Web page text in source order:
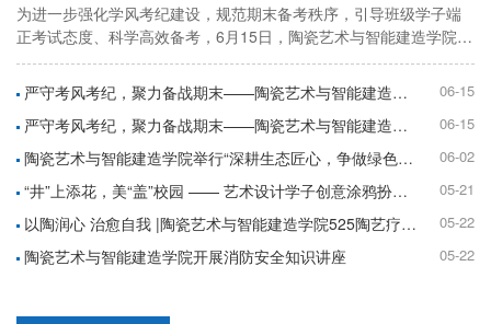
为进一步强化学风考纪建设，规范期末备考秩序，引导班级学子端
正考试态度、科学高效备考，6月15日，陶瓷艺术与智能建造学院于
109会议室召开六月班团联席会，全体班团干部参会，会议由辅导员
彭青羽老师主持，集中部署期末备考与考风考纪专项工作。
严守考风考纪，聚力备战期末——陶瓷艺术与智能建造学院召开六月班团联席会 06-15
严守考风考纪，聚力备战期末——陶瓷艺术与智能建造学院召开六月班团联席会 06-15
陶瓷艺术与智能建造学院举行“深耕生态匠心，争做绿色青年 ”主题升旗仪式 06-02
“井”上添花，美“盖”校园 —— 艺术设计学子创意涂鸦扮靓校园 05-21
以陶润心 治愈自我 |陶瓷艺术与智能建造学院525陶艺疗愈活动圆满落幕 05-22
陶瓷艺术与智能建造学院开展消防安全知识讲座 05-22